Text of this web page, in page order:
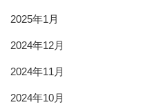
2025年1月
2024年12月
2024年11月
2024年10月